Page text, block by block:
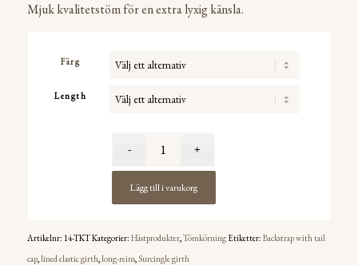
300 kr
900 kr
Mjuk kvalitetstöm för en extra lyxig känsla.
Färg
Length
Lägg till i varukorg
Artikelnr: 14-TKTKategorier: Hästprodukter, Tömkörning Etiketter: Backstrap with tail
cap, lined elastic girth long-reins, Surcingle girth